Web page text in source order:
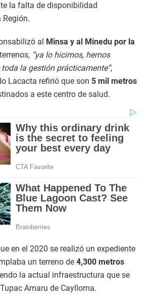
la falta de disponibilidad
Región.
al Minsa y al Minedu por la
“ya lo hicimos, hemos
la gestión prácticamente”,
Lacacta refirió que son 5 mil metros
a este centro de salud.
en el 2020 se realizó un expediente
un terreno de 4,300 metros
la actual infraestructura que se
Amaru de Caylloma.